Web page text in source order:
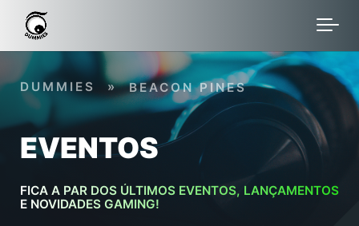
Skip to main content
EVENTOS
FICA A PAR DOS ÚLTIMOS EVENTOS, LANÇAMENTOS
E NOVIDADES GAMING!
DUMMIES » BEACON PINES